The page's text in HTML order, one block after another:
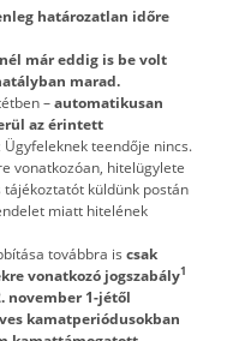
határozatlan időre
már eddig is be volt
marad.
–automatikusan
az érintett
teendője nincs.
vonatkozóan, hitelügylete
küldünk postán
miatt hitelének
továbbra is csak
vonatkozó jogszabály1
november 1-jétől
kamatperiódusokban